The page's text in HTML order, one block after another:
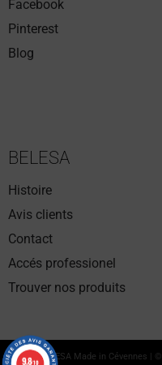
Facebook
Pinterest
Blog
BELESA
Histoire
Avis clients
Contact
Accés professionel
Trouver nos produits
BELESA Made in Cévennes | ©
9.8/10
9.8/10